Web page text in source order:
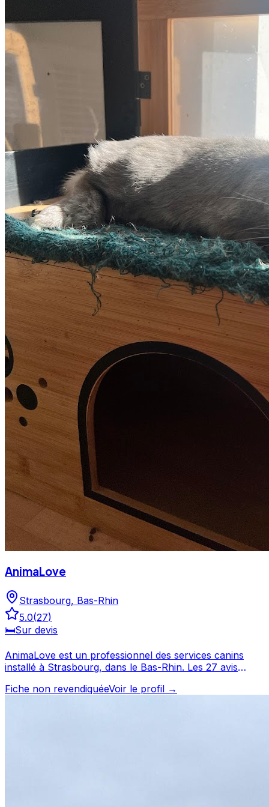
AnimaLove
Strasbourg, Bas-Rhin
5.0(27)
🛏️Sur devis
AnimaLove est un professionnel des services canins
installé à Strasbourg, dans le Bas-Rhin. Les 27 avis
avec une note moyenne de 5/5. Prenez contact pour
Fiche non revendiquéeVoir le profil →